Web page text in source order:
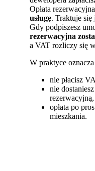
Opłata
usługę. Traktuje się
Gdy podpiszesz
rezerwacyjna
a VAT rozliczy się
W praktyce
nie płacisz
nie
rezerwacyjną,
opłata po
mieszkania.